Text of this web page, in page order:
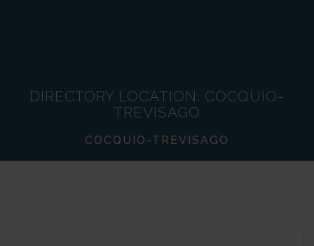
DIRECTORY LOCATION: COCQUIO-
TREVISAGO
COCQUIO-TREVISAGO